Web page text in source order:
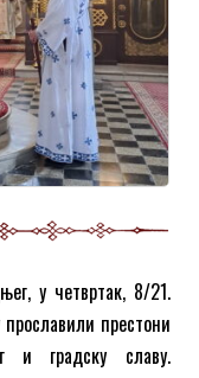
у четвртак, 8/21.
престони
и градску славу.